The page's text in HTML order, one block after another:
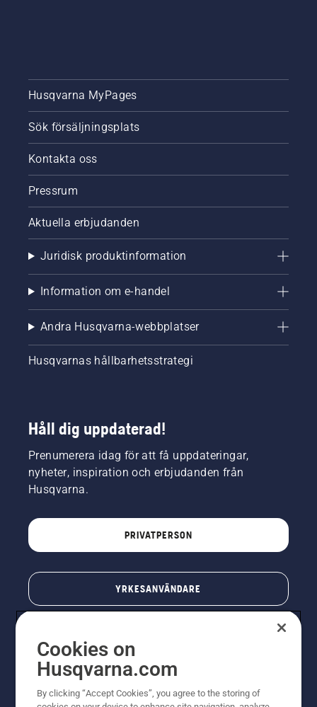
Husqvarna MyPages
Sök försäljningsplats
Kontakta oss
Pressrum
Aktuella erbjudanden
Juridisk produktinformation
Information om e-handel
Andra Husqvarna-webbplatser
Husqvarnas hållbarhetsstrategi
Håll dig uppdaterad!
Prenumerera idag för att få uppdateringar,
nyheter, inspiration och erbjudanden från
Husqvarna.
PRIVATPERSON
YRKESANVÄNDARE
Cookies on
Husqvarna.com
By clicking “Accept Cookies”, you agree to the storing of